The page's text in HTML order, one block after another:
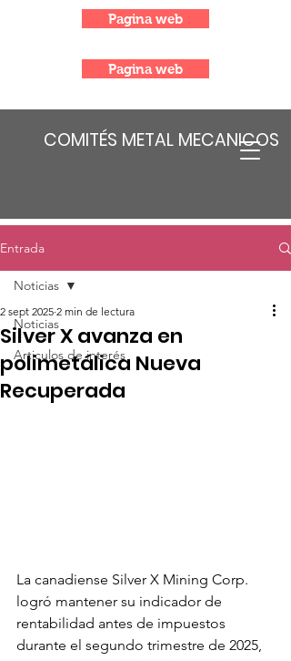
COMITÉS METAL MECANICOS
Pagina web
Pagina web
Entrada
Noticias
Articulos de interés
Noticias
Silver X avanza en
polimetálica Nueva
Recuperada
2 sept 2025 2 min de lectura
La canadiense Silver X Mining Corp.
logró mantener su indicador de
rentabilidad antes de impuestos
durante el segundo trimestre de 2025,